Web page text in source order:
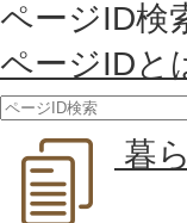
ページID検
ページIDと
暮